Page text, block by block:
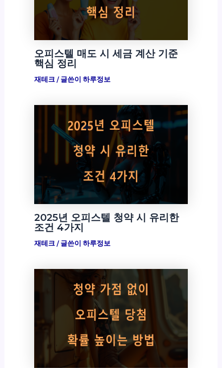
오피스텔 매도 시 세금 계산 기준
핵심 정리
재테크/ 글쓴이 하루정보
2025년 오피스텔 청약 시 유리한
조건 4가지
재테크/ 글쓴이 하루정보